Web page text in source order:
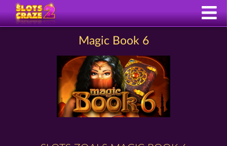
Magic Book 6